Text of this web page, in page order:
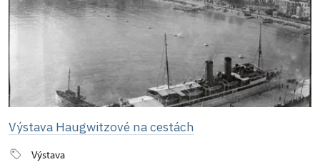
Výstava Haugwitzové na cestách
Výstava